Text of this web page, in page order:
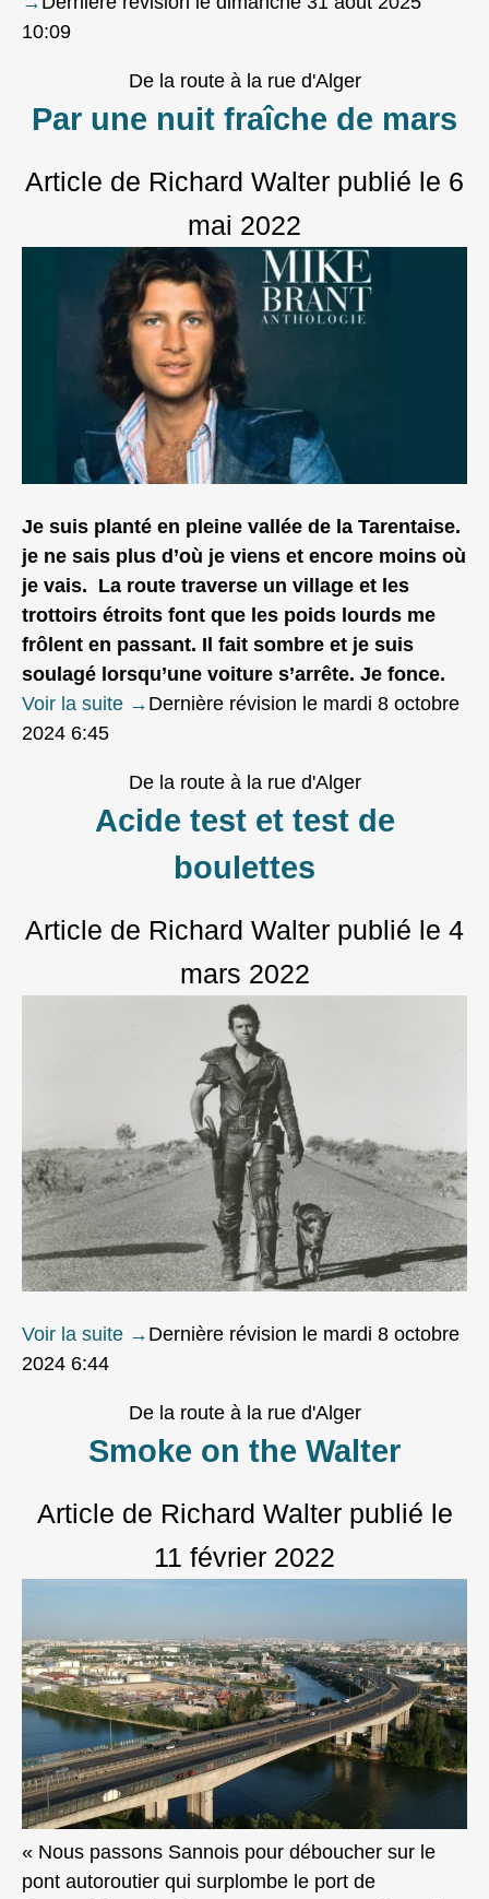
10:09
De la route à la rue d'Alger
Par une nuit fraîche de mars
Article de Richard Walter publié le 6
mai 2022
Je suis planté en pleine vallée de la Tarentaise.
je ne sais plus d’où je viens et encore moins où
je vais. La route traverse un village et les
trottoirs étroits font que les poids lourds me
frôlent en passant. Il fait sombre et je suis
soulagé lorsqu’une voiture s’arrête. Je fonce.
Voir la suite → Dernière révision le mardi 8 octobre
2024 6:45
De la route à la rue d'Alger
Acide test et test de
boulettes
Article de Richard Walter publié le 4
mars 2022
Voir la suite → Dernière révision le mardi 8 octobre
2024 6:44
De la route à la rue d'Alger
Smoke on the Walter
Article de Richard Walterpublié le
11 février 2022
« Nous passons Sannois pour déboucher sur le
pont autoroutier qui surplombe le port de